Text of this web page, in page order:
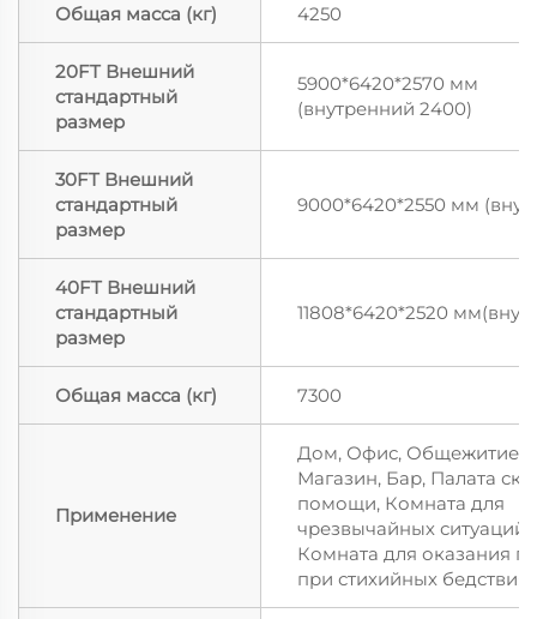
Общая масса (кг) 4250
20FT Внешний
стандартный
размер
5900*6420*2570 мм
(внутренний 2400)
30FT Внешний
стандартный
размер
9000*6420*2550 мм
40FT Внешний
стандартный
размер
11808*6420*2520
Общая масса (кг) 7300
Применение
Дом, Офис, Общежитие,
Магазин, Бар, Палата
помощи, Комната для
чрезвычайных ситуаций,
Комната для оказания
при стихийных бедствиях